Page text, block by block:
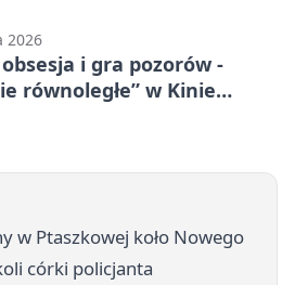
2026
obsesja i gra pozorów -
równoległe” w Kinie
w Ptaszkowej koło Nowego
córki policjanta